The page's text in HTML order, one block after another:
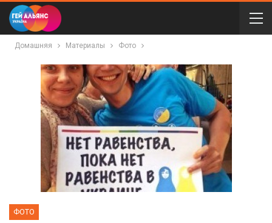
Домашняя Материалы Фото
ФОТО